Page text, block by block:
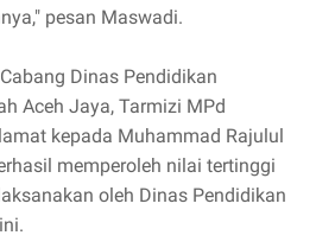
pesan Maswadi.
Dinas Pendidikan
Aceh Jaya, Tarmizi MPd
kepada Muhammad Rajulul
memperoleh nilai tertinggi
oleh Dinas Pendidikan